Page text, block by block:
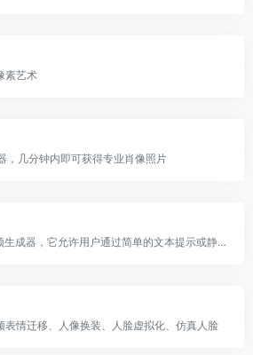
素艺术
，几分钟内即可获得专业肖像照片
一个创新的AI视频生成器，它允许用户通过简单的文本提示或静态图片，快速生成具有特定风格和内容的视频
表情迁移、人像换装、人脸虚拟化、仿真人脸